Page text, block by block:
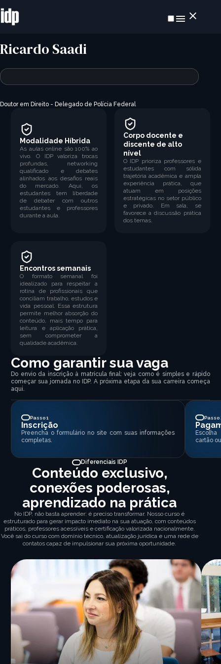
Ricardo Saadi
Doutor em Direito - Delegado de Polícia Federal
Modalidade Híbrida
As aulas online são 100% ao
vivo. O IDP valoriza trocas
profundas, networking
qualificado e debates
alinhados aos desafios reais
do mercado. Aqui, os
estudantes tem liberdade
de debater com outros
estudantes e professores
durante a aula.
Corpo docente e
discente de alto
nível
O IDP prioriza professores e
estudantes com sólida
trajetória acadêmica e ampla
experiência prática, que
atuam em posições
estratégicas no setor público
e privado. Em sala, se
favorece a discussão prática
dos temas.
Encontros semanais
O formato semanal foi
idealizado para respeitar a
rotina de profissionais que
conciliam trabalho, estudos e
vida pessoal. Essa estrutura
permite melhor absorção do
conteúdo, mais tempo para
leitura e aplicação prática,
sem comprometer a
qualidade acadêmica.
Como garantir sua vaga
Do envio da inscrição à matrícula final: veja como é simples e rápido
começar sua jornada no IDP. A próxima etapa da sua carreira começa
aqui.
Passo 1
Inscrição
Preencha o formulário no site com suas informações
completas.
Passo
cartão
Diferenciais IDP
Conteúdo exclusivo,
conexões poderosas,
aprendizado na prática
No IDP, não basta aprender: é preciso transformar. Nosso curso é
estruturado para gerar impacto imediato na sua atuação, com conteúdos
práticos, professores acessíveis e certificação valorizada nacionalmente.
Você sai do curso com domínio técnico, atualização jurídica e uma rede de
contatos capaz de impulsionar sua próxima oportunidade.